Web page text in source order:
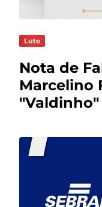
Luto
Nota de
Marcelino
"Valdinho"